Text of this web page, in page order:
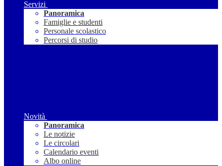
Servizi
Panoramica
Famiglie e studenti
Personale scolastico
Percorsi di studio
Novità
Panoramica
Le notizie
Le circolari
Calendario eventi
Albo online